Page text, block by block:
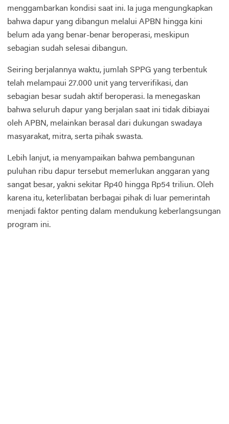
menggambarkan kondisi saat ini. Ia juga mengungkapkan
bahwa dapur yang dibangun melalui APBN hingga kini
belum ada yang benar-benar beroperasi, meskipun
sebagian sudah selesai dibangun.
Seiring berjalannya waktu, jumlah SPPG yang terbentuk
telah melampaui 27.000 unit yang terverifikasi, dan
sebagian besar sudah aktif beroperasi. Ia menegaskan
bahwa seluruh dapur yang berjalan saat ini tidak dibiayai
oleh APBN, melainkan berasal dari dukungan swadaya
masyarakat, mitra, serta pihak swasta.
Lebih lanjut, ia menyampaikan bahwa pembangunan
puluhan ribu dapur tersebut memerlukan anggaran yang
sangat besar, yakni sekitar Rp40 hingga Rp54 triliun. Oleh
karena itu, keterlibatan berbagai pihak di luar pemerintah
menjadi faktor penting dalam mendukung keberlangsungan
program ini.